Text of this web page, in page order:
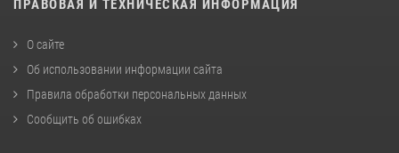
ПРАВОВАЯ И ТЕХНИЧЕСКАЯ ИНФОРМАЦИЯ
О сайте
Об использовании информации сайта
Правила обработки персональных данных
Сообщить об ошибках